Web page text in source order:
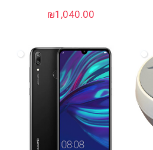
₪1,040.00